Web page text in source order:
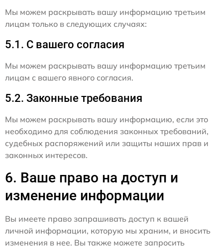
Мы можем раскрывать вашу информацию третьим
лицам только в следующих случаях:
5.1. С вашего согласия
Мы можем раскрывать вашу информацию третьим
лицам с вашего явного согласия.
5.2. Законные требования
Мы можем раскрывать вашу информацию, если это
необходимо для соблюдения законных требований,
судебных распоряжений или защиты наших прав и
законных интересов.
6. Ваше право на доступ и
изменение информации
Вы имеете право запрашивать доступ к вашей
личной информации, которую мы храним, и вносить
изменения в нее. Вы также можете запросить